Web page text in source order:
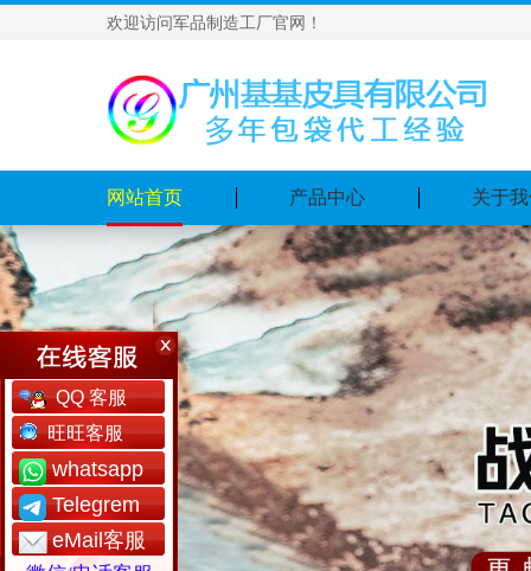
欢迎访问军品制造工厂官网！
网站首页 产品中心 关于
QQ 客服
旺旺客服
whatsapp
Telegrem
eMail客服